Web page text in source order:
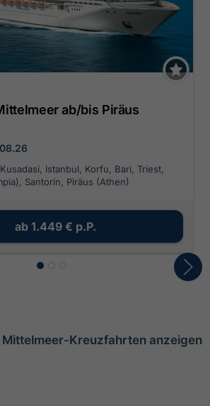
ab/bis Piräus
Istanbul, Korfu, Bari, Triest,
Santorin, Piräus (Athen)
ab 1.449 € p.P.
Mittelmeer-Kreuzfahrten anzeigen